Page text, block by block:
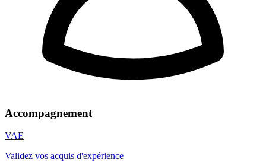
Accompagnement
VAE
Validez vos acquis d'expérience